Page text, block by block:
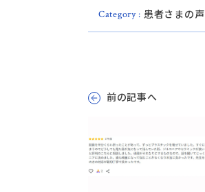
Category : 患者さまの声
前の記事へ